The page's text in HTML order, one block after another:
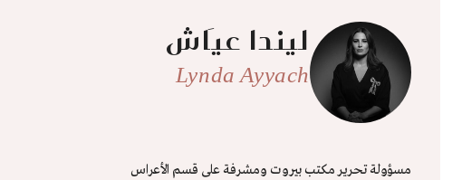
ليندا عيَاش
Lynda Ayyach
مسؤولة تحرير مكتب بيروت ومشرفة على قسم الأعراس